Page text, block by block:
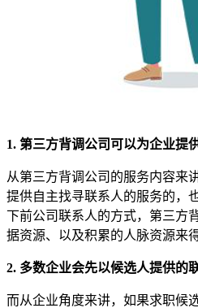
1. 第三方背调公司可以为企业提
从第三方背调公司的服务内容来
提供自主找寻联系人的服务的，
下前公司联系人的方式，第三方
据资源、以及积累的人脉资源来
2. 多数企业会先以候选人提供的
而从企业角度来讲，如果求职候